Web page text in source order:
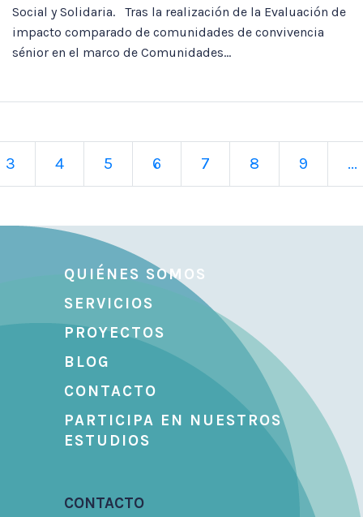
Social y Solidaria. Tras la realización de la Evaluación de
impacto comparado de comunidades de convivencia
sénior en el marco de Comunidades...
3 4 5 6 7 8 9 ...
QUIÉNES SOMOS
SERVICIOS
PROYECTOS
BLOG
CONTACTO
PARTICIPA EN NUESTROS
ESTUDIOS
CONTACTO